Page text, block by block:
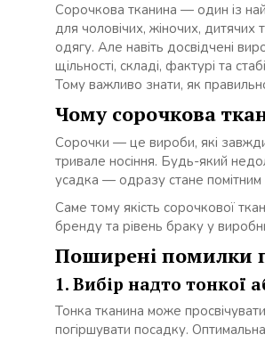
Сорочкова тканина — один із
для чоловічих, жіночих, дитячих
одягу. Але навіть досвідчені
щільності, складі, фактурі та
Тому важливо знати, як
Чому сорочкова
Сорочки — це вироби, які
тривале носіння. Будь-який
усадка — одразу стане помітним
Саме тому якість сорочкової
бренду та рівень браку у
Поширені помилки
1. Вибір надто тонкої
Тонка тканина може
погіршувати посадку.